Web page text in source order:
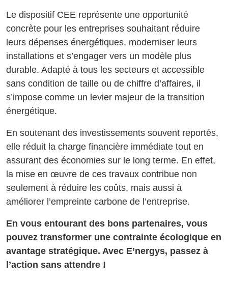
Le dispositif CEE représente une opportunité
concrète pour les entreprises souhaitant réduire
leurs dépenses énergétiques, moderniser leurs
installations et s’engager vers un modèle plus
durable. Adapté à tous les secteurs et accessible
sans condition de taille ou de chiffre d’affaires, il
s’impose comme un levier majeur de la transition
énergétique.
En soutenant des investissements souvent reportés,
elle réduit la charge financière immédiate tout en
assurant des économies sur le long terme. En effet,
la mise en œuvre de ces travaux contribue non
seulement à réduire les coûts, mais aussi à
améliorer l’empreinte carbone de l’entreprise.
En vous entourant des bons partenaires, vous
pouvez transformer une contrainte écologique en
avantage stratégique. Avec E’nergys, passez à
l’action sans attendre !